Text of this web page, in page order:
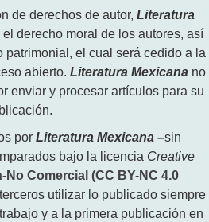
de derechos de autor,Literatura
derecho moral de los autores, así
patrimonial, el cual será cedido a la
abierto.Literatura Mexicana no
enviar y procesar artículos para su
por Literatura Mexicana–sin
bajo la licencia Creative
Comercial (CC BY-NC 4.0
utilizar lo publicado siempre
y a la primera publicación en